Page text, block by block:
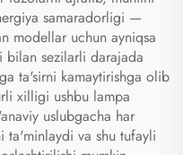
samaradorligi —
modellar uchun ayniqsa
sezilarli darajada
ta'sirni kamaytirishga olib
xilligi ushbu lampa
uslubgacha har
ta'minlaydi va shu tufayli